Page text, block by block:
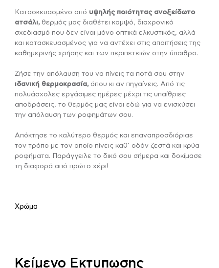
Κατασκευασμένο από υψηλής ποιότητας ανοξείδωτο
ατσάλι, θερμός μας διαθέτει κομψό, διαχρονικό
σχεδιασμό που δεν είναι μόνο οπτικά ελκυστικός, αλλά
και κατασκευασμένος για να αντέχει στις απαιτήσεις της
καθημερινής χρήσης και των περιπετειών στην ύπαιθρο.
Ζήσε την απόλαυση του να πίνεις τα ποτά σου στην
ιδανική θερμοκρασία, όπου κι αν πηγαίνεις. Από τις
πολυάσχολες εργάσιμες ημέρες μέχρι τις υπαίθριες
αποδράσεις, το θερμός μας είναι εδώ για να ενισχύσει
την απόλαυση των ροφημάτων σου.
Απόκτησε το καλύτερο θερμός και επαναπροσδιόριαε
τον τρόπο με τον οποίο πίνεις καθ’ οδόν ζεστά και κρύα
ροφήματα. Παράγγειλε το δικό σου σήμερα και δοκίμασε
τη διαφορά από πρώτο χέρι!
Χρώμα
Κείμενο Εκτυπωσης